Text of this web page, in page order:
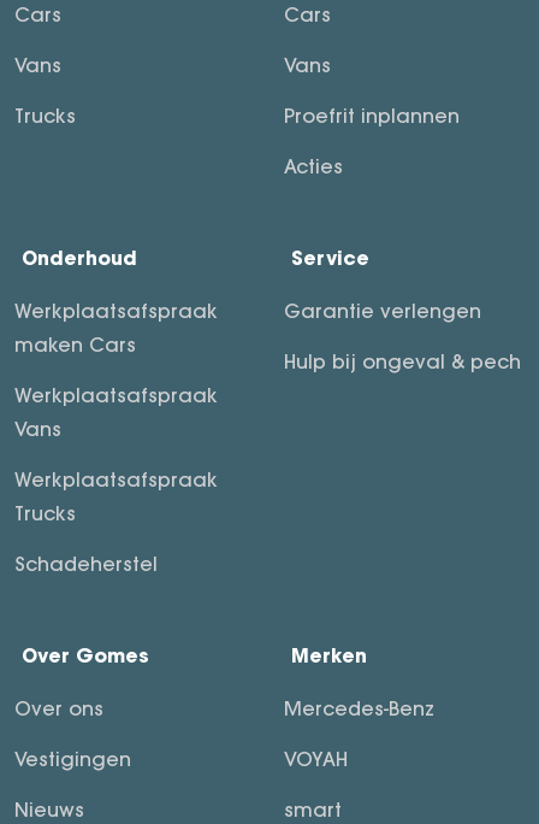
Cars
Vans
Trucks
Cars
Vans
Proefrit inplannen
Acties
Onderhoud
Werkplaatsafspraak
maken Cars
Werkplaatsafspraak
Vans
Werkplaatsafspraak
Trucks
Schadeherstel
Service
Garantie verlengen
Hulp bij ongeval & pech
Over Gomes
Over ons
Vestigingen
Nieuws
Merken
Mercedes-Benz
VOYAH
smart